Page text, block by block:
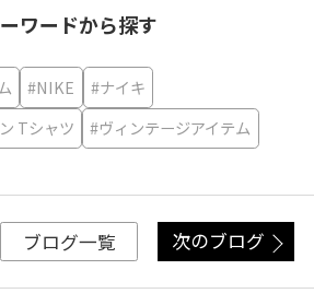
ワードから探す
#NIKE
#ナイキ
Tシャツ
#ヴィンテージアイテム
ブログ一覧 次のブログ